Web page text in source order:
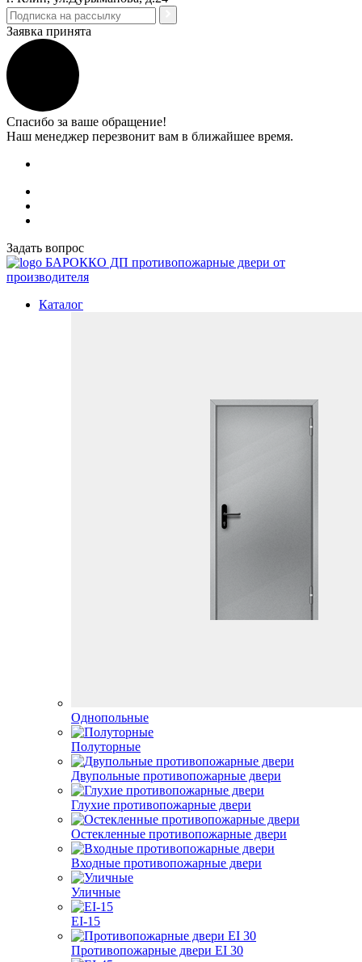
Заявка принята
Спасибо за ваше обращение!
Наш менеджер перезвонит вам в ближайшее время.
Задать вопрос
БАРОККО ДП противопожарные двери от
производителя
Каталог
Однопольные
Полуторные
Двупольные противопожарные двери
Глухие противопожарные двери
Остекленные противопожарные двери
Входные противопожарные двери
Уличные
EI-15
Противопожарные двери EI 30